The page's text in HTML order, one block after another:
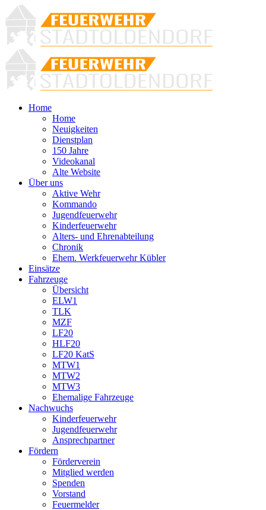
Home
Home
Neuigkeiten
Dienstplan
150 Jahre
Videokanal
Alte Website
Über uns
Aktive Wehr
Kommando
Jugendfeuerwehr
Kinderfeuerwehr
Alters- und Ehrenabteilung
Chronik
Ehem. Werkfeuerwehr Kübler
Einsätze
Fahrzeuge
Übersicht
ELW1
TLK
MZF
LF20
HLF20
LF20 KatS
MTW1
MTW2
MTW3
Ehemalige Fahrzeuge
Nachwuchs
Kinderfeuerwehr
Jugendfeuerwehr
Ansprechpartner
Fördern
Förderverein
Mitglied werden
Spenden
Vorstand
Feuermelder